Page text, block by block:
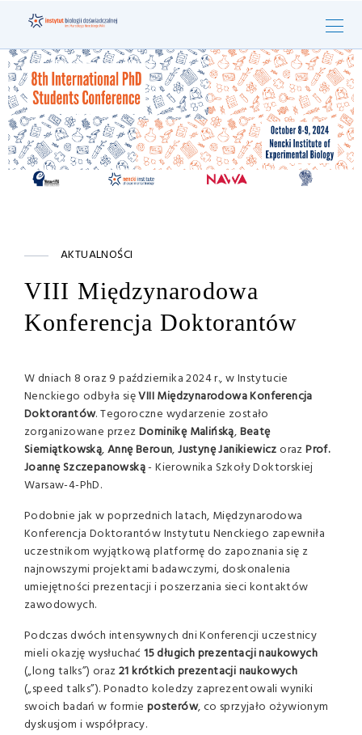
AKTUALNOŚCI
VIII Międzynarodowa
Konferencja Doktorantów
W dniach 8 oraz 9 października 2024 r., w Instytucie
Nenckiego odbyła sięVIII Międzynarodowa Konferencja
Doktorantów. Tegoroczne wydarzenie zostało
zorganizowane przezDominikę Malińską,Beatę
Siemiątkowską,Annę Beroun,Justynę JanikiewiczorazProf.
Joannę Szczepanowską- Kierownika Szkoły Doktorskiej
Warsaw-4-PhD.
Podobnie jak w poprzednich latach, Międzynarodowa
Konferencja Doktorantów Instytutu Nenckiego zapewniła
uczestnikom wyjątkową platformę do zapoznania się z
najnowszymi projektami badawczymi, doskonalenia
umiejętności prezentacji i poszerzania sieci kontaktów
zawodowych.
Podczas dwóch intensywnych dni Konferencji uczestnicy
mieli okazję wysłuchać15 długich prezentacji naukowych
(„long talks”) oraz21 krótkich prezentacji naukowych
(„speed talks”). Ponadto koledzy zaprezentowali wyniki
swoich badań w formie posterów, co sprzyjało ożywionym
dyskusjom i współpracy.